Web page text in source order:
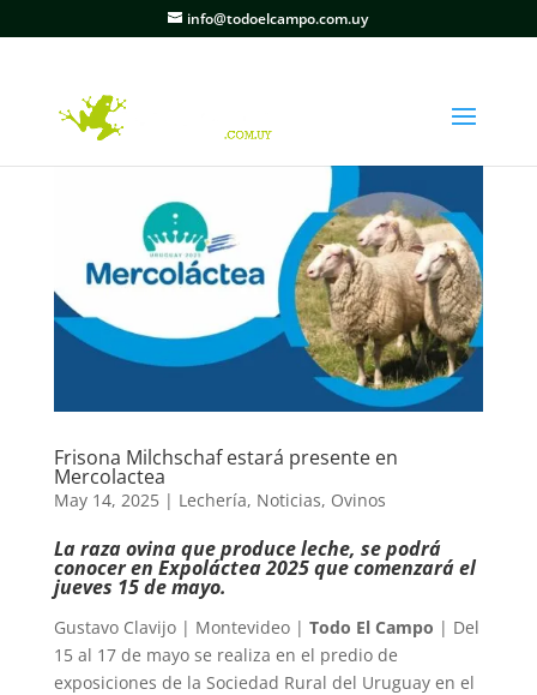
info@todoelcampo.com.uy
Frisona Milchschaf estará presente en
Mercolactea
May 14, 2025| Lechería, Noticias, Ovinos
La raza ovina que produce leche, se podrá
conocer en Expoláctea 2025 que comenzará el
jueves 15 de mayo.
Gustavo Clavijo | Montevideo | Todo El Campo | Del
15 al 17 de mayo se realiza en el predio de
exposiciones de la Sociedad Rural del Uruguay en el